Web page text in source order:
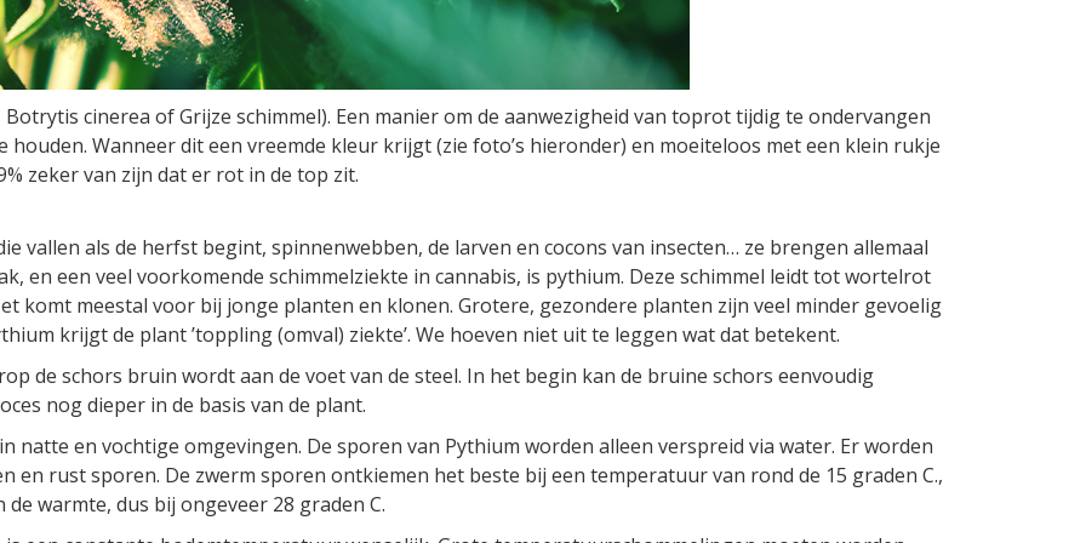
cinerea of Grijze schimmel). Een manier om de aanwezigheid van toprot tijdig te ondervangen
Wanneer dit een vreemde kleur krijgt (zie foto’s hieronder) en moeiteloos met een klein rukje
zeker van zijn dat er rot in de top zit.
vallen als de herfst begint, spinnenwebben, de larven en cocons van insecten… ze brengen allemaal
en een veel voorkomende schimmelziekte in cannabis, is pythium. Deze schimmel leidt tot wortelrot
komt meestal voor bij jonge planten en klonen. Grotere, gezondere planten zijn veel minder gevoelig
krijgt de plant ’toppling (omval) ziekte’. We hoeven niet uit te leggen wat dat betekent.
de schors bruin wordt aan de voet van de steel. In het begin kan de bruine schors eenvoudig
nog dieper in de basis van de plant.
natte en vochtige omgevingen. De sporen van Pythium worden alleen verspreid via water. Er worden
en rust sporen. De zwerm sporen ontkiemen het beste bij een temperatuur van rond de 15 graden C.,
warmte, dus bij ongeveer 28 graden C.